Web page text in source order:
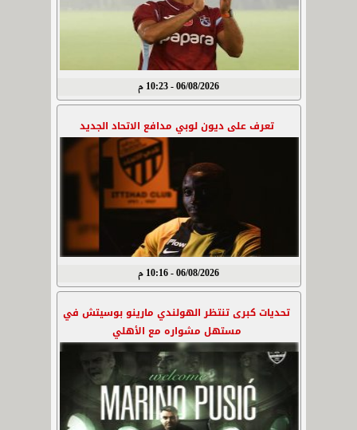
06/08/2026 - 10:23 م
تعرف على ديون لوبي مدافع الاتحاد الجديد
06/08/2026 - 10:16 م
تحديات كبرى تنتظر الهولندي مارينو بوسيتش في
مستهل مشواره مع الأهلي